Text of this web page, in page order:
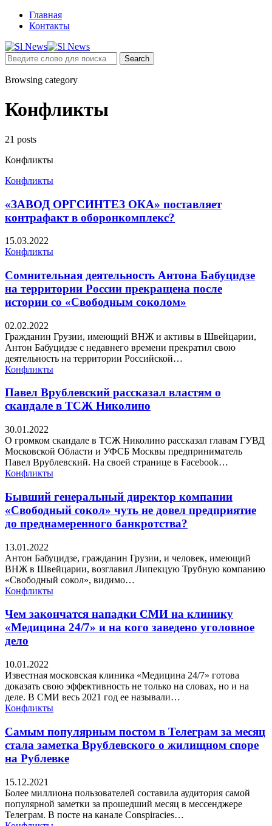
Главная
Контакты
Browsing category
Конфликты
21 posts
Конфликты
Конфликты
«ЗАВОД ОРГСИНТЕЗ ОКА» поставляет
контрафакт в оборонкомплекс?
15.03.2022
Конфликты
Сомнительная деятельность Антона Бабуцидзе
на территории России прекращена после
истории со «Свободным соколом»
02.02.2022
Гражданин Грузии, имеющий ВНЖ и активы в Швейцарии,
Антон Бабуцидзе с недавнего времени прекратил свою
деятельность на территории Российской…
Конфликты
Павел Врублевский рассказал властям о
скандале в ТСЖ Николино
30.01.2022
О громком скандале в ТСЖ Николино рассказал главам ГУВД
Московской Области и УФСБ Москвы предприниматель
Павел Врублевский. На своей странице в Facebook…
Конфликты
Бывший генеральный директор компании
«Свободный сокол» чуть не довел предприятие
до преднамеренного банкротства?
13.01.2022
Антон Бабуцидзе, гражданин Грузии, и человек, имеющий
ВНЖ в Швейцарии, возглавил Липекцую Трубную компанию
«Свободный сокол», видимо…
Конфликты
Чем закончатся нападки СМИ на клинику
«Медицина 24/7» и на кого заведено уголовное
дело
10.01.2022
Известная московская клиника «Медицина 24/7» готова
доказать свою эффективность не только на словах, но и на
деле. В СМИ весь 2021 год ее называли…
Конфликты
Самым популярным постом в Телеграм за месяц
стала заметка Врублевского о жилищном споре
на Рублевке
15.12.2021
Более миллиона пользователей составила аудитория самой
популярной заметки за прошедший месяц в мессенджере
Телеграм. В посте на канале Conspiracies…